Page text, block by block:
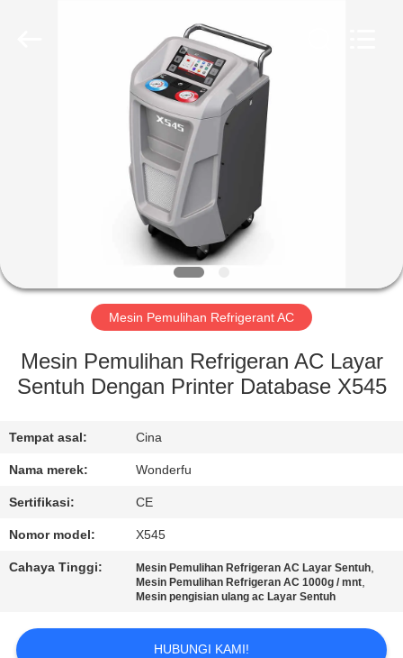
TUR
PABRIK
KONTROL
HUBUNGI
KAMI
PENAWARAN
SITEMAP
Mesin Pemulihan Refrigerant AC
Mesin Pemulihan Refrigeran AC Layar
Sentuh Dengan Printer Database X545
Tempat asal: Cina
Nama merek: Wonderfu
Sertifikasi: CE
Nomor model: X545
Cahaya Tinggi: Mesin Pemulihan Refrigeran AC Layar Sentuh,
Mesin Pemulihan Refrigeran AC 1000g / mnt,
Mesin pengisian ulang ac Layar Sentuh
HUBUNGI KAMI!